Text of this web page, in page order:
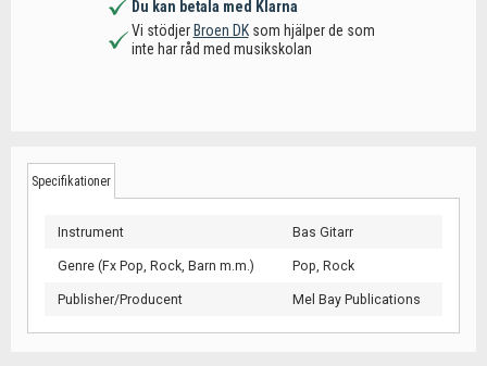
Du kan betala med Klarna
Vi stödjerBroen DKsom hjälper de som
inte har råd med musikskolan
Specifikationer
Instrument Bas Gitarr
Genre (Fx Pop, Rock, Barn m.m.) Pop,Rock
Publisher/Producent Mel Bay Publications